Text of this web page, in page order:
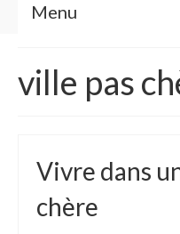
Menu
ville pas
Vivre dans
chère